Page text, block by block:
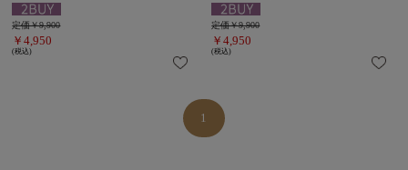
定価￥9,900
￥4,950
(税込)
定価￥9,900
￥4,950
(税込)
1